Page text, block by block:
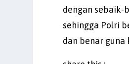
dengan sebaik-
sehingga Polri
dan benar guna